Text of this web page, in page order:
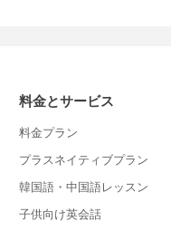
料金とサービス
料金プラン
プラスネイティブプラン
韓国語・中国語レッスン
子供向け英会話